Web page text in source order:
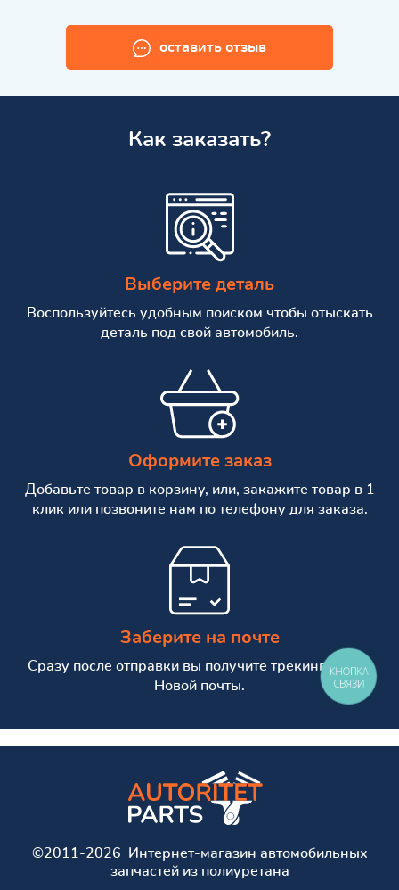
оставить отзыв
Как заказать?
Выберите деталь
Воспользуйтесь удобным поиском чтобы отыскать
деталь под свой автомобиль.
Оформите заказ
Добавьте товар в корзину, или, закажите товар в 1
клик или позвоните нам по телефону для заказа.
Заберите на почте
Сразу после отправки вы получите трекинг номер
Новой почты.
©2011-2026 Интернет-магазин автомобильных
запчастей из полиуретана
КНОПКА
СВЯЗИ